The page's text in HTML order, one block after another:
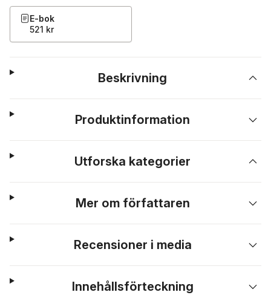
E-bok
521 kr
Beskrivning
Produktinformation
Utforska kategorier
Mer om författaren
Recensioner i media
Innehållsförteckning